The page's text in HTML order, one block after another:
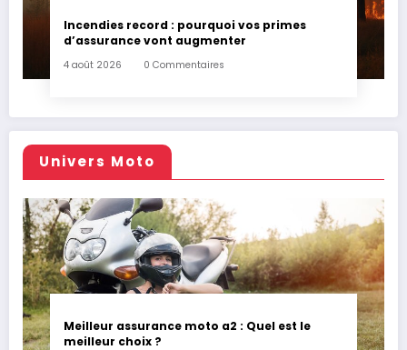
Incendies record : pourquoi vos primes
d’assurance vont augmenter
4 août 2026 0 Commentaires
Univers Moto
Meilleur assurance moto a2 : Quel est le
meilleur choix ?